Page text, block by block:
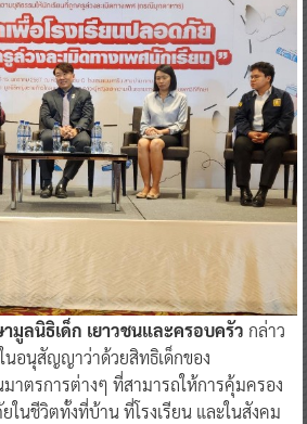
ลนิธิเด็ก เยาวชนและครอบครัว กล่าว
นอนุสัญญาว่าด้วยสิทธิเด็กของ
าตรการต่างๆ ที่สามารถให้การคุ้มครอง
ในชีวิตทั้งที่บ้าน ที่โรงเรียน และในสังคม